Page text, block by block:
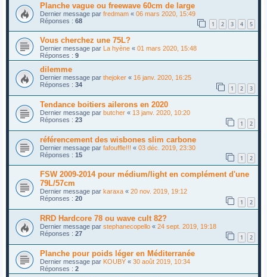
Planche vague ou freewave 60cm de large
Dernier message par fredmam « 06 mars 2020, 15:49
Réponses : 68 1 2 3 4 5
Vous cherchez une 75L?
Dernier message par La hyène « 01 mars 2020, 15:48
Réponses : 9
dilemme
Dernier message par thejoker « 16 janv. 2020, 16:25
Réponses : 34 1 2 3
Tendance boitiers ailerons en 2020
Dernier message par butcher « 13 janv. 2020, 10:20
Réponses : 23 1 2
référencement des wisbones slim carbone
Dernier message par fafouffle!!! « 03 déc. 2019, 23:30
Réponses : 15 1 2
FSW 2009-2014 pour médium/light en complément d'une
79L/57cm
Dernier message par karaxa « 20 nov. 2019, 19:12
Réponses : 20 1 2
RRD Hardcore 78 ou wave cult 82?
Dernier message par stephanecopello « 24 sept. 2019, 19:18
Réponses : 27 1 2
Planche pour poids léger en Méditerranée
Dernier message par KOUBY « 30 août 2019, 10:34
Réponses : 2